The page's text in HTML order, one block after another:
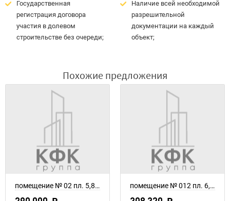
Государственная
регистрация договора
участия в долевом
строительстве без очереди;
Наличие всей необходимой
разрешительной
документации на каждый
объект;
Похожие предложения
помещение № 02 пл. 5,8 м² помещение № 012 пл. 6,56 м²